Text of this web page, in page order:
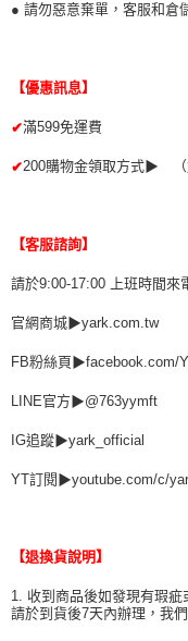
● 請勿惡意棄單，客服和倉
【優惠訊息】
✔滿599免運費
✔200購物金領取方式▶ （
【客服諮詢】
請於9:00-17:00 上班時間
官網商城▶yark.com.tw
FB粉絲頁▶facebook.com/
LINE官方▶@763yymft
IG追蹤▶yark_official
YT訂閱▶youtube.com/c/
【退換貨說明】
1. 收到商品後如發現有瑕疵
請於到貨後7天內辦理，我